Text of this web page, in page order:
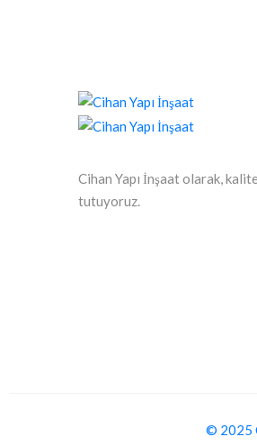
Cihan Yapı İnşaat olarak,
tutuyoruz.
© 2025